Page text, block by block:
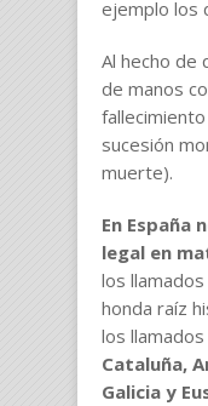
ejemplo los
Al hecho de
de manos
sucesión
muerte).
En España
legal en
los
honda raíz
los llamados
Cataluña,
Galicia y